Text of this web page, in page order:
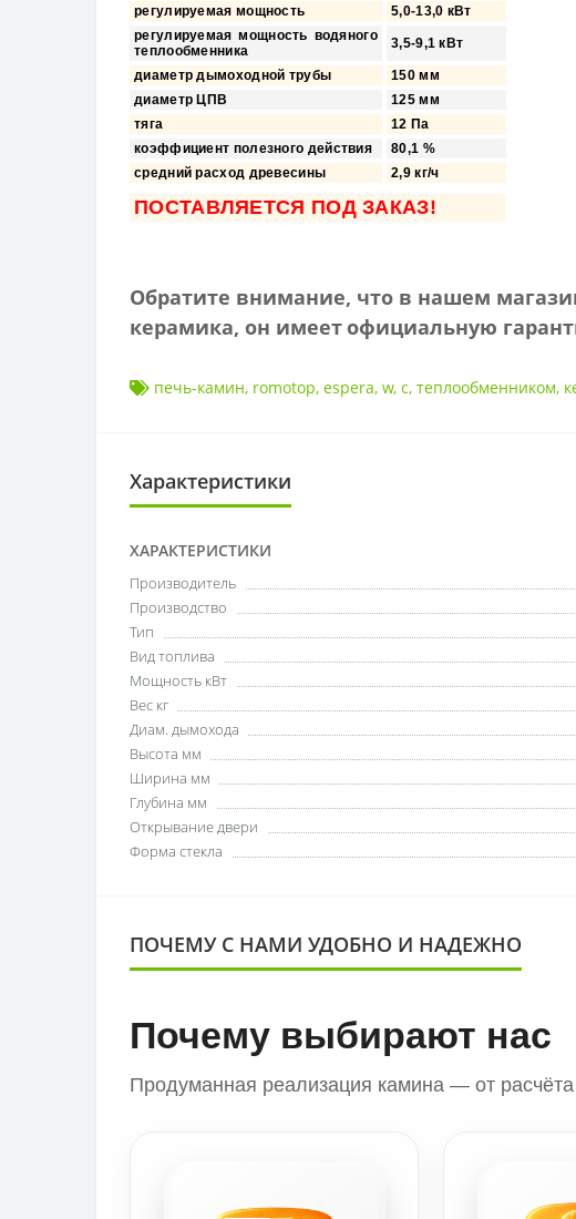
регулируемая мощность
5,0-13,0 кВт
регулируемая мощность водяного
теплообменника
3,5-9,1 кВт
диаметр дымоходной трубы
150 мм
диаметр ЦПВ
125 мм
тяга
12 Пa
коэффициент полезного действия
80,1 %
средний расход древесины
2,9 кг/ч
ПОСТАВЛЯЕТСЯ ПОД ЗАКАЗ!
Обратите внимание, что в нашем
керамика, он имеетофициальную
печь-камин, romotop, espera, w, с, теплообменником,
Характеристики
ХАРАКТЕРИСТИКИ
Производитель
Производство
Тип
Вид топлива
Мощность кВт
Вес кг
Диам. дымохода
Высота мм
Ширина мм
Глубина мм
Открывание двери
Форма стекла
ПОЧЕМУ С НАМИ УДОБНО И НАДЕЖНО
Почему выбирают нас
Продуманная реализация камина — от расчёта